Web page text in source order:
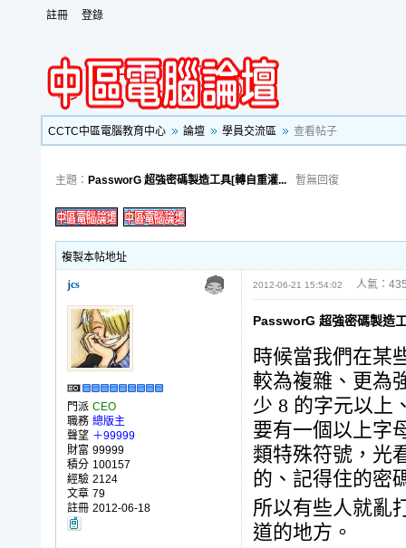
註冊 登錄
CCTC中區電腦教育中心 論壇 學員交流區 查看帖子
主題： PassworG 超強密碼製造工具[轉自重灌... 暫無回復
複製本帖地址
jcs 2012-06-21 15:54:02 人氣：
門派 CEO
職務 總版主
聲望 ＋99999
財富 99999
積分 100157
經驗 2124
文章 79
註冊 2012-06-18
PassworG 超強密碼製造
時候當我們在某
較為複雜、更為
少 8 的字元以上
要有一個以上字
類特殊符號，光
的、記得住的密
所以有些人就亂
道的地方。